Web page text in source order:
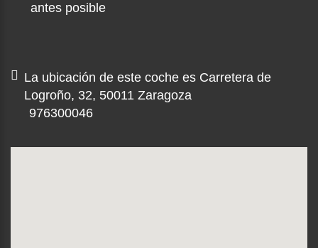
antes posible
La ubicación de este coche es Carretera de
Logroño, 32, 50011 Zaragoza
976300046